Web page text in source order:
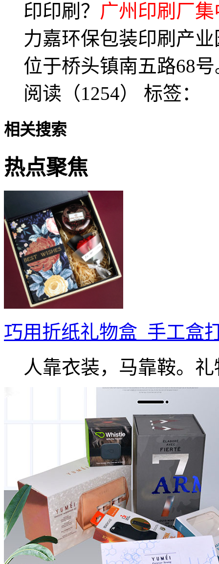
印印刷？ 广州印刷厂
力嘉环保包装印刷产
位于桥头镇南五路68号
阅读（1254） 标签：
相关搜索
热点聚焦
巧用折纸礼物盒_手工盒
人靠衣装，马靠鞍。礼